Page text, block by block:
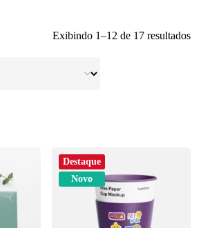
Exibindo 1–12 de 17 resultados
Destaque
Novo